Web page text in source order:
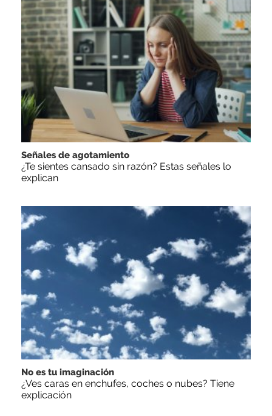
Señales de agotamiento
¿Te sientes cansado sin razón? Estas señales lo
explican
No es tu imaginación
¿Ves caras en enchufes, coches o nubes? Tiene
explicación